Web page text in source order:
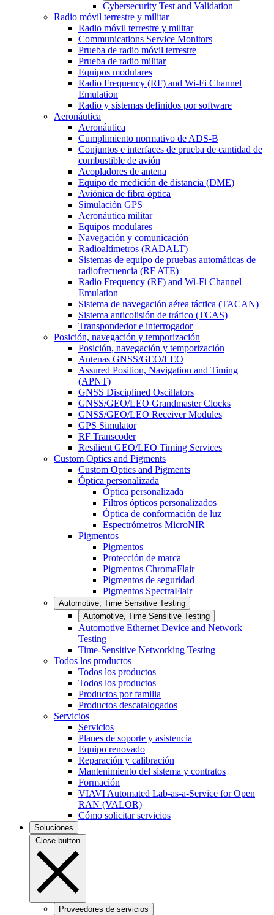
Cybersecurity Test and Validation
Radio móvil terrestre y militar
Radio móvil terrestre y militar
Communications Service Monitors
Prueba de radio móvil terrestre
Prueba de radio militar
Equipos modulares
Radio Frequency (RF) and Wi-Fi Channel
Emulation
Radio y sistemas definidos por software
Aeronáutica
Aeronáutica
Cumplimiento normativo de ADS-B
Conjuntos e interfaces de prueba de cantidad de
combustible de avión
Acopladores de antena
Equipo de medición de distancia (DME)
Aviónica de fibra óptica
Simulación GPS
Aeronáutica militar
Equipos modulares
Navegación y comunicación
Radioaltímetros (RADALT)
Sistemas de equipo de pruebas automáticas de
radiofrecuencia (RF ATE)
Radio Frequency (RF) and Wi-Fi Channel
Emulation
Sistema de navegación aérea táctica (TACAN)
Sistema anticolisión de tráfico (TCAS)
Transpondedor e interrogador
Posición, navegación y temporización
Posición, navegación y temporización
Antenas GNSS/GEO/LEO
Assured Position, Navigation and Timing
(APNT)
GNSS Disciplined Oscillators
GNSS/GEO/LEO Grandmaster Clocks
GNSS/GEO/LEO Receiver Modules
GPS Simulator
RF Transcoder
Resilient GEO/LEO Timing Services
Custom Optics and Pigments
Custom Optics and Pigments
Óptica personalizada
Óptica personalizada
Filtros ópticos personalizados
Óptica de conformación de luz
Espectrómetros MicroNIR
Pigmentos
Pigmentos
Protección de marca
Pigmentos ChromaFlair
Pigmentos de seguridad
Pigmentos SpectraFlair
Automotive, Time Sensitive Testing
Automotive, Time Sensitive Testing
Automotive Ethernet Device and Network
Testing
Time-Sensitive Networking Testing
Todos los productos
Todos los productos
Todos los productos
Productos por familia
Productos descatalogados
Servicios
Servicios
Planes de soporte y asistencia
Equipo renovado
Reparación y calibración
Mantenimiento del sistema y contratos
Formación
VIAVI Automated Lab-as-a-Service for Open
RAN (VALOR)
Cómo solicitar servicios
Soluciones
Close button
Proveedores de servicios